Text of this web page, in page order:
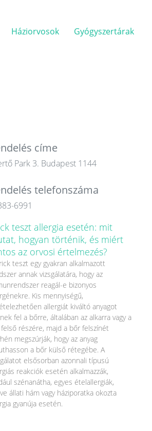
Háziorvosok Gyógyszertárak
címe
Park 3. Budapest 1144
telefonszáma
6991
teszt allergia esetén: mit
hogyan történik, és miért
az orvosi értelmezés?
teszt egy gyakran alkalmazott
annak vizsgálatára, hogy az
reagál-e bizonyos
Kis mennyiségű,
allergiát kiváltó anyagot
fel a bőrre, általában az alkarra vagy a
részére, majd a bőr felszínét
megszúrják, hogy az anyag
a bőr külső rétegébe. A
elsősorban azonnali típusú
reakciók esetén alkalmazzák,
szénanátha, egyes ételallergiák,
állati hám vagy háziporatka okozta
gyanúja esetén.